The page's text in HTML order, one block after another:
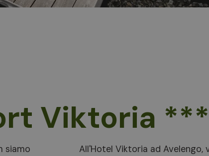
Viktoria
siamo
All'Hotel Viktoria ad Avelengo,